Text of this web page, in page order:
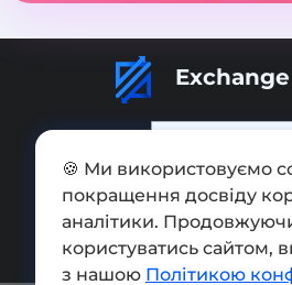
Додати
Мапа сайту
🍪 Ми використовуємо
покращення досвіду
аналітики.
користуватись сайтом,
з нашою Політикою